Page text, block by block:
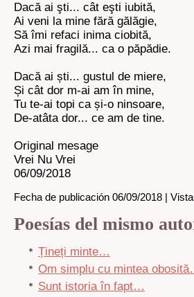
Dacă ai şti... cât eşti iubită,
Ai veni la mine fără gălăgie,
Să îmi refaci inima ciobită,
Azi mai fragilă... ca o păpădie.
Dacă ai ști... gustul de miere,
Și cât dor m-ai am în mine,
Tu te-ai topi ca și-o ninsoare,
De-atâta dor... ce am de tine.
Original mesage
Vrei Nu Vrei
06/09/2018
Fecha de publicación 06/09/2018 |
Poesías del mismo
Țineți minte…
Om simplu cu mintea
Sunt istoria în fapt…